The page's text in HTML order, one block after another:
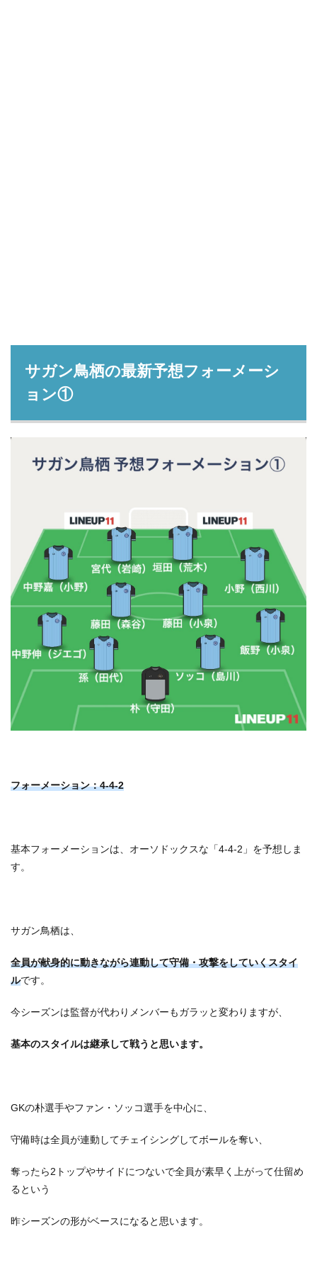
サガン鳥栖の最新予想フォーメーシ
ョン①
フォーメーション：4-4-2
基本フォーメーションは、オーソドックスな「4-4-2」を予想しま
す。
サガン鳥栖は、
全員が献身的に動きながら連動して守備・攻撃をしていくスタイ
ルです。
今シーズンは監督が代わりメンバーもガラッと変わりますが、
基本のスタイルは継承して戦うと思います。
GKの朴選手やファン・ソッコ選手を中心に、
守備時は全員が連動してチェイシングしてボールを奪い、
奪ったら2トップやサイドにつないで全員が素早く上がって仕留め
るという
昨シーズンの形がベースになると思います。